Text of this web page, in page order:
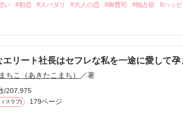
い #初恋 #スパダリ #大人の恋 #御曹司 #独占欲 #ハッ
に二人の関係は壊れてしまう。
は両親の離婚によって
離れ離れになった。
エリート社長はセフレな私を一途に愛して孕
ちこ（あきたこまち） ／著
/207,975
スラブ) 179ページ